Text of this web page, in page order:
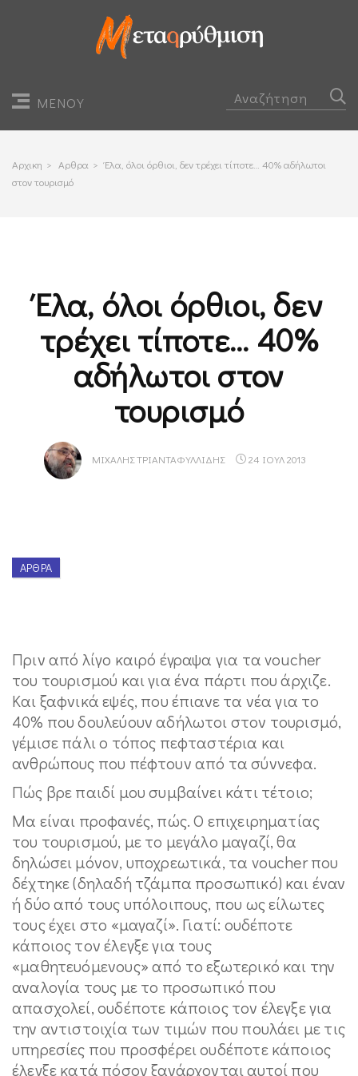
ΜΕΝΟΥ
Αρχικη > Αρθρα > Έλα, όλοι όρθιοι, δεν τρέχει τίποτε… 40% αδήλωτοι
στον τουρισμό
Έλα, όλοι όρθιοι, δεν
τρέχει τίποτε… 40%
αδήλωτοι στον
τουρισμό
ΜΙΧΆΛΗΣ ΤΡΙΑΝΤΑΦΥΛΛΊΔΗΣ 24 ΙΟΥΛ 2013
ΆΡΘΡΑ
Πριν από λίγο καιρό έγραψα για τα voucher
του τουρισμού και για ένα πάρτι που άρχιζε.
Και ξαφνικά εψές, που έπιανε τα νέα για το
40% που δουλεύουν αδήλωτοι στον τουρισμό,
γέμισε πάλι ο τόπος πεφταστέρια και
ανθρώπους που πέφτουν από τα σύννεφα.
Πώς βρε παιδί μου συμβαίνει κάτι τέτοιο;
Μα είναι προφανές, πώς. Ο επιχειρηματίας
του τουρισμού, με το μεγάλο μαγαζί, θα
δηλώσει μόνον, υποχρεωτικά, τα voucher που
δέχτηκε (δηλαδή τζάμπα προσωπικό) και έναν
ή δύο από τους υπόλοιπους, που ως είλωτες
τους έχει στο «μαγαζί». Γιατί: ουδέποτε
κάποιος τον έλεγξε για τους
«μαθητευόμενους» από το εξωτερικό και την
αναλογία τους με το προσωπικό που
απασχολεί, ουδέποτε κάποιος τον έλεγξε για
την αντιστοιχία των τιμών που πουλάει με τις
υπηρεσίες που προσφέρει ουδέποτε κάποιος
έλεγξε κατά πόσον ξανάρχονται αυτοί που